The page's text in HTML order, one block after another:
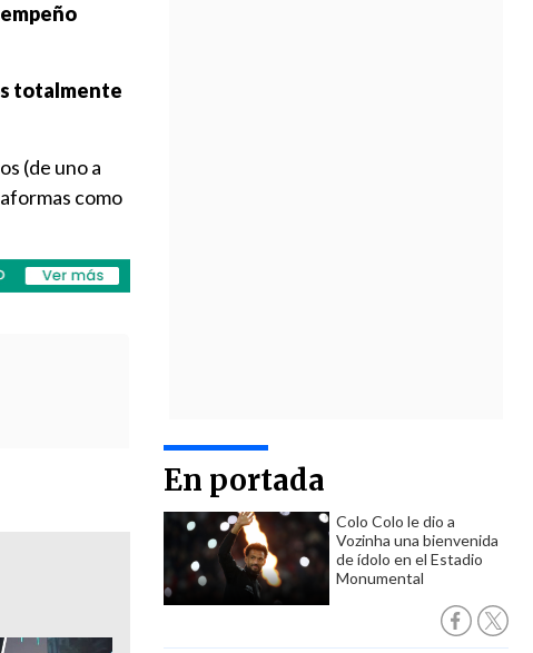
En portada
Colo Colo le dio a
Vozinha una bienvenida
de ídolo en el Estadio
Monumental
totalmente
(de uno a
como